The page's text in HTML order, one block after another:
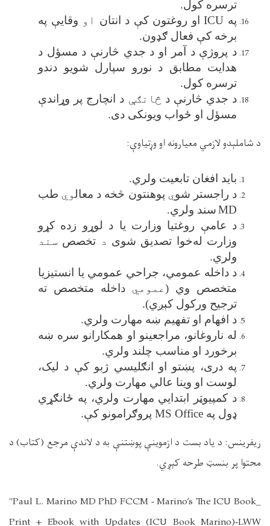
ترسره کول.
په ICU او روغتون کې د انتان او وقایې په
برخه کې فعال ګډون.
د پروژې د آمر او د جدي څارنې د مسؤل د
هدایت مطابق د نورو سپارل شویو دندو
ترسره کول.
د جدي څارنې د څانګې د انچارج پر وړاندې
مسؤل او ځواب ویونکی دی.
د شاملېدو لازمي معیارونه او وړتیاوې:
باید افغان تابعیت ولري.
د راجستر شوي پوهنتون څخه د معالوي طب
MDسند ولري.
د عامې روغتیا وزارت یا د لوړو زده کړو
وزارت له‌خوا تصدیق شوی د تخصص سند
ولري.
د داخله عمومي، جراحي عمومي یا انستیزیا
متخصص وي (عمومي داخله متخصص ته
ترجیح ورکول کېږي).
د افهام او تفهیم ښه مهارت ولري.
له ناروغانو، مراجعینو او همکارانو سره ښه
برخورد او مناسب چلند ولري.
په دری، پښتو او انګلیسي ژبو کې د لیک،
لوست او وینا عالي مهارت ولري.
د کمپیوټر ابتدایي مهارت ولري، په ځانګړي
ډول په MS Office پروګرامونو کې.
ریفرینس: د یاد بست د ازموینې پوښتنې به د لاندې مرجع (کتاب) د
محتوا پر بنسټ طرحه کېږي.
"Paul L. Marino MD PhD FCCM - Marino’s The ICU Book_
Print + Ebook with Updates (ICU Book Marino)-LWW